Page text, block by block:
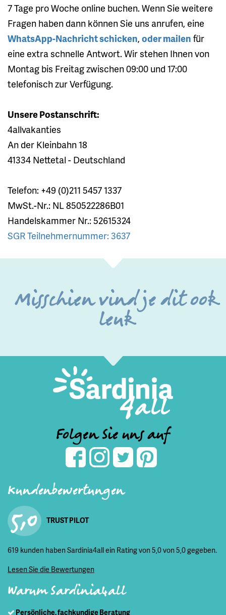
7 Tage pro Woche online buchen. Wenn Sie weitere
Fragen haben dann können Sie uns anrufen, eine
WhatsApp-Nachricht schicken, oder mailen für
eine extra schnelle Antwort. Wir stehen Ihnen von
Montag bis Freitag zwischen 09:00 und 17:00
telefonisch zur Verfügung.
Unsere Postanschrift:
4allvakanties
An der Kleinbahn 18
41334 Nettetal - Deutschland
Telefon: +49 (0)211 5457 1337
MwSt.-Nr.: NL 850522286B01
Handelskammer Nr.: 52615324
SGR Teilnehmernummer: 3637
Misschien vind je dit ook
leuk
Folgen Sie uns auf
Kundenbewertungen
5,0 TRUST PILOT
619 kunden haben Sardinia4all ein Rating von 5,0 von 5,0 gegeben.
Lesen Sie die Bewertungen
Warum Sardinia4all
Persönliche, fachkundige Beratung